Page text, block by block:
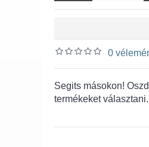
0
Segits másokon!
termékeket választani.